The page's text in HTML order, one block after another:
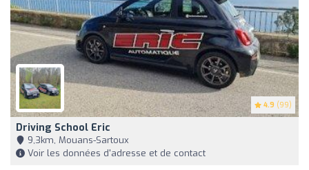
4.9 (99)
Driving School Eric
9,3km, Mouans-Sartoux
Voir les données d'adresse et de contact